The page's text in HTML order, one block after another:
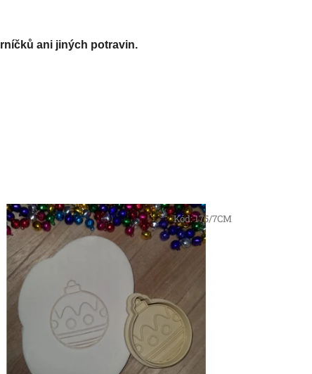
ani jiných potravin.
Kód:175/7CM